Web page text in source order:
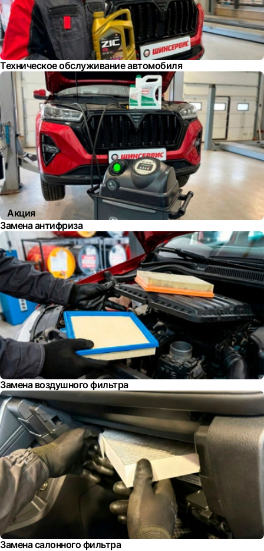
Техническое обслуживание автомобиля
Акция
Замена антифриза
Замена воздушного фильтра
Замена салонного фильтра